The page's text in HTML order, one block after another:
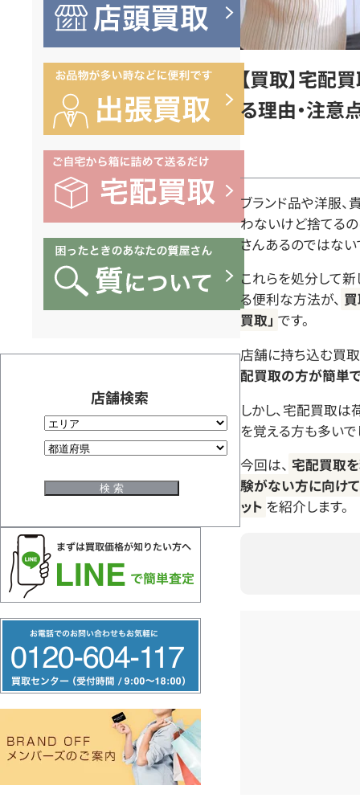
店舗検索
リ
ー
ヤ
【買取】宅配
る理由・注意
ブランド品や洋服、
わないけど捨てるの
さんあるのではない
これらを処分して
る便利な方法が、
買取」 です。
店舗に持ち込む買
配買取の方が簡単
しかし、宅配買取
を覚える方も多いで
今回は、 宅配買取
験がない方に向けて
ット を紹介します。